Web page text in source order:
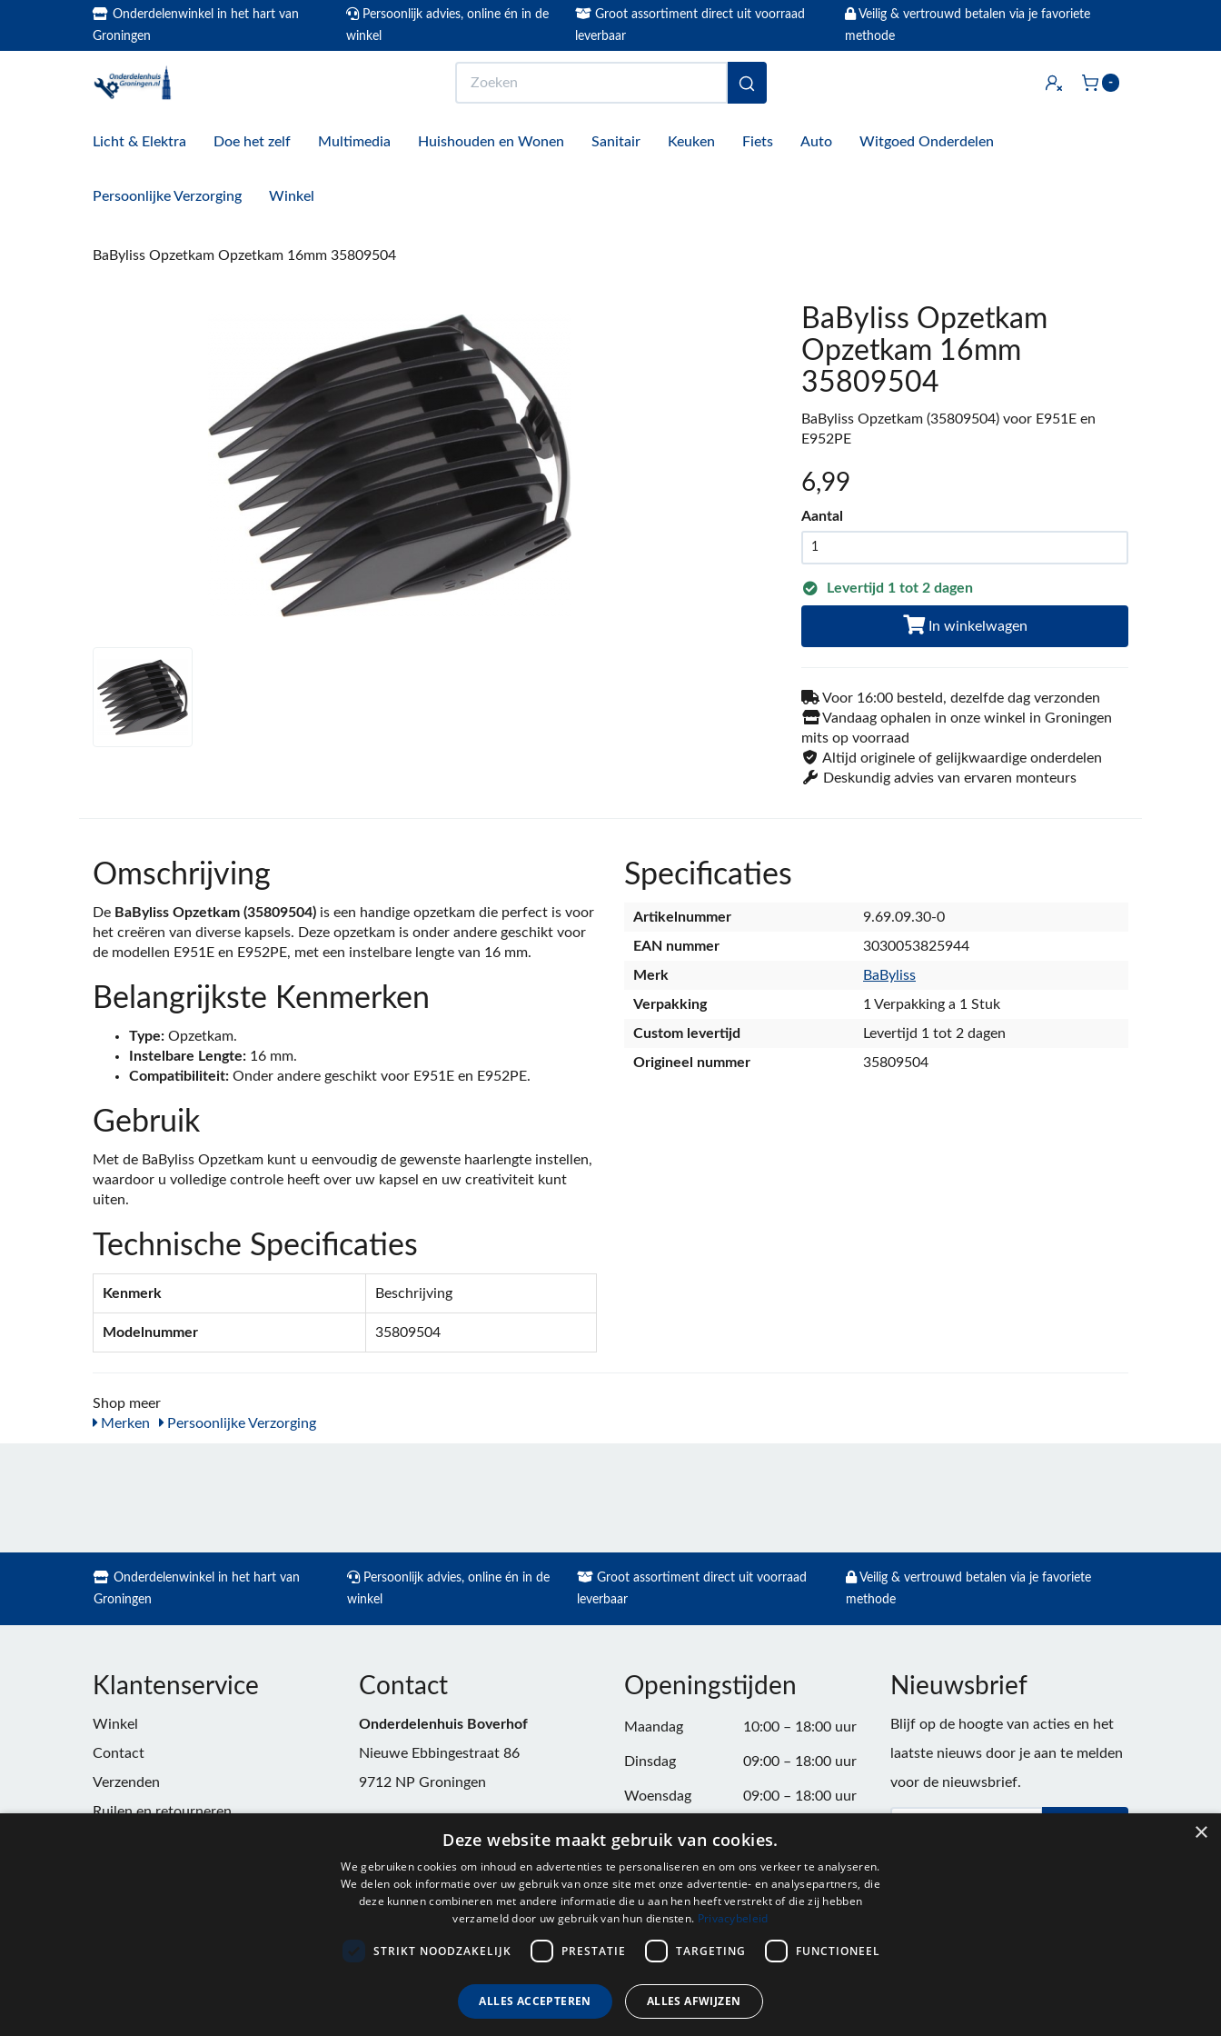
Onderdelenwinkel in het hart van
Groningen
Persoonlijk advies, online én in de
winkel
Groot assortiment direct uit voorraad
leverbaar
Veilig & vertrouwd betalen via je favoriete
methode
Inloggen -
Licht & Elektra Doe het zelf Multimedia Huishouden en Wonen Sanitair Keuken Fiets Auto Witgoed Onderdelen
Persoonlijke Verzorging Winkel
BaByliss Opzetkam Opzetkam 16mm 35809504
BaByliss Opzetkam
Opzetkam 16mm
35809504
BaByliss Opzetkam (35809504) voor E951E en
E952PE
6,99
Aantal
Levertijd 1 tot 2 dagen
In winkelwagen
Voor 16:00 besteld, dezelfde dag verzonden
Vandaag ophalen in onze winkel in Groningen
mits op voorraad
Altijd originele of gelijkwaardige onderdelen
Deskundig advies van ervaren monteurs
Omschrijving
De BaByliss Opzetkam (35809504) is een handige opzetkam die perfect is voor
het creëren van diverse kapsels. Deze opzetkam is onder andere geschikt voor
de modellen E951E en E952PE, met een instelbare lengte van 16 mm.
Belangrijkste Kenmerken
Type: Opzetkam.
Instelbare Lengte: 16 mm.
Compatibiliteit: Onder andere geschikt voor E951E en E952PE.
Gebruik
Met de BaByliss Opzetkam kunt u eenvoudig de gewenste haarlengte instellen,
waardoor u volledige controle heeft over uw kapsel en uw creativiteit kunt
uiten.
Technische Specificaties
Kenmerk Beschrijving
Modelnummer 35809504
Specificaties
Artikelnummer
9.69.09.30-0
EAN nummer
3030053825944
Merk
BaByliss
Verpakking
1 Verpakking a 1 Stuk
Custom levertijd
Levertijd 1 tot 2 dagen
Origineel nummer
35809504
Shop meer
Merken
Persoonlijke Verzorging
Onderdelenwinkel in het hart van
Groningen
Persoonlijk advies, online én in de
winkel
Groot assortiment direct uit voorraad
leverbaar
Veilig & vertrouwd betalen via je favoriete
methode
Klantenservice
Winkel
Contact
Verzenden
Ruilen en retourneren
Contact
Onderdelenhuis Boverhof
Nieuwe Ebbingestraat 86
9712 NP Groningen
winkel@onderdelenhuisgroningen.nl
91037743
BTW:NL004861667B24
Openingstijden
Maandag 10:00 – 18:00 uur
Dinsdag 09:00 – 18:00 uur
Woensdag 09:00 – 18:00 uur
Donderdag 09:00 – 20:00 uur
Vrijdag 09:00 – 18:00 uur
Zaterdag 09:00 – 17:00 uur
Nieuwsbrief
Blijf op de hoogte van acties en het
laatste nieuws door je aan te melden
voor de nieuwsbrief.
×
Deze website maakt gebruik van cookies.
We gebruiken cookies om inhoud en advertenties te personaliseren en om ons verkeer te analyseren.
We delen ook informatie over uw gebruik van onze site met onze advertentie- en analysepartners, die
deze kunnen combineren met andere informatie die u aan hen heeft verstrekt of die zij hebben
verzameld door uw gebruik van hun diensten. Privacybeleid
STRIKT NOODZAKELIJK PRESTATIE TARGETING FUNCTIONEEL
ALLES ACCEPTEREN ALLES AFWIJZEN